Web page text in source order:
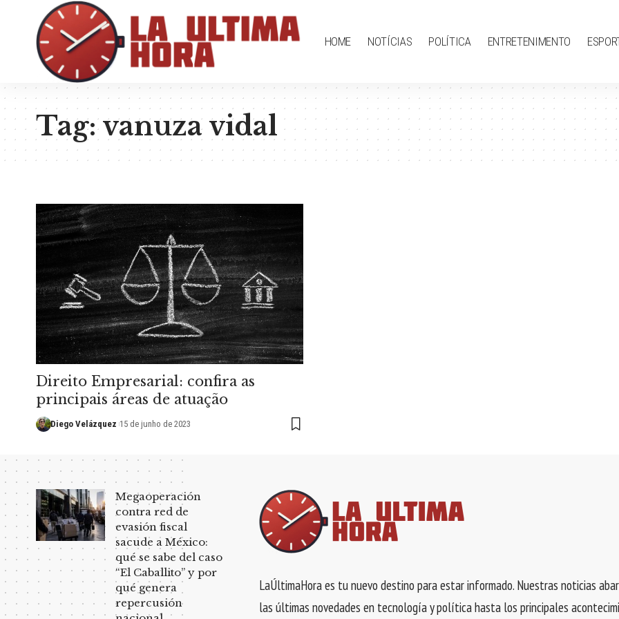
HOME NOTÍCIAS POLÍTICA ENTRETENIMENTO
Tag:vanuza vidal
Direito Empresarial: confira as
principais áreas de atuação
Diego Velázquez 15 de junho de 2023
Megaoperación
contra red de
evasión fiscal
sacude a México:
qué se sabe del caso
“El Caballito” y por
qué genera
repercusión
LaÚltimaHora es tu nuevo destino para estar informado. Nuestras noticias
las últimas novedades en tecnología y política hasta los principales